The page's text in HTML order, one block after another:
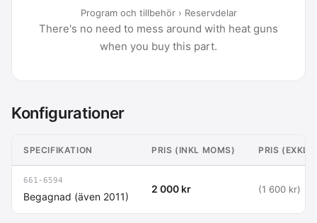
Program och tillbehör › Reservdelar
There's no need to mess around with heat guns
when you buy this part.
Konfigurationer
SPECIFIKATION PRIS (INKL MOMS) PRIS (EXKL
661-6594
Begagnad (även 2011)
2 000 kr (1 600 kr)